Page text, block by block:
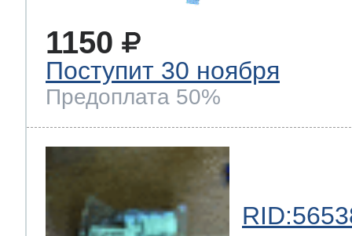
1150
Поступит 30 ноября
Предоплата 50%